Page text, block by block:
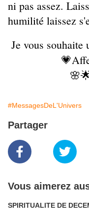
ni pas assez.
humilité laissez
Je vous souhaite
#MessagesDeL'Univers
Partager
Vous aimerez
SPIRITUALITE DE